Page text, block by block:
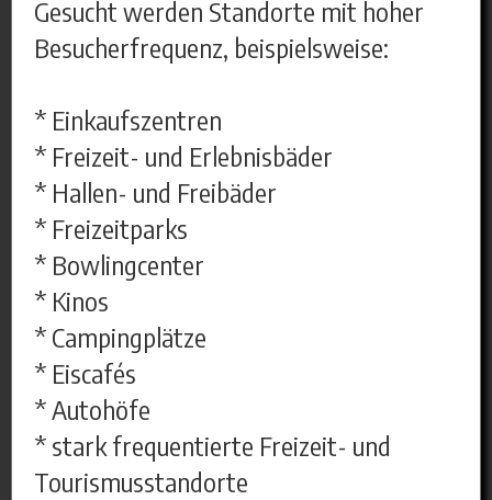
Gesucht werden Standorte mit hoher
Besucherfrequenz, beispielsweise:
* Einkaufszentren
* Freizeit- und Erlebnisbäder
* Hallen- und Freibäder
* Freizeitparks
* Bowlingcenter
* Kinos
* Campingplätze
* Eiscafés
* Autohöfe
* stark frequentierte Freizeit- und
Tourismusstandorte